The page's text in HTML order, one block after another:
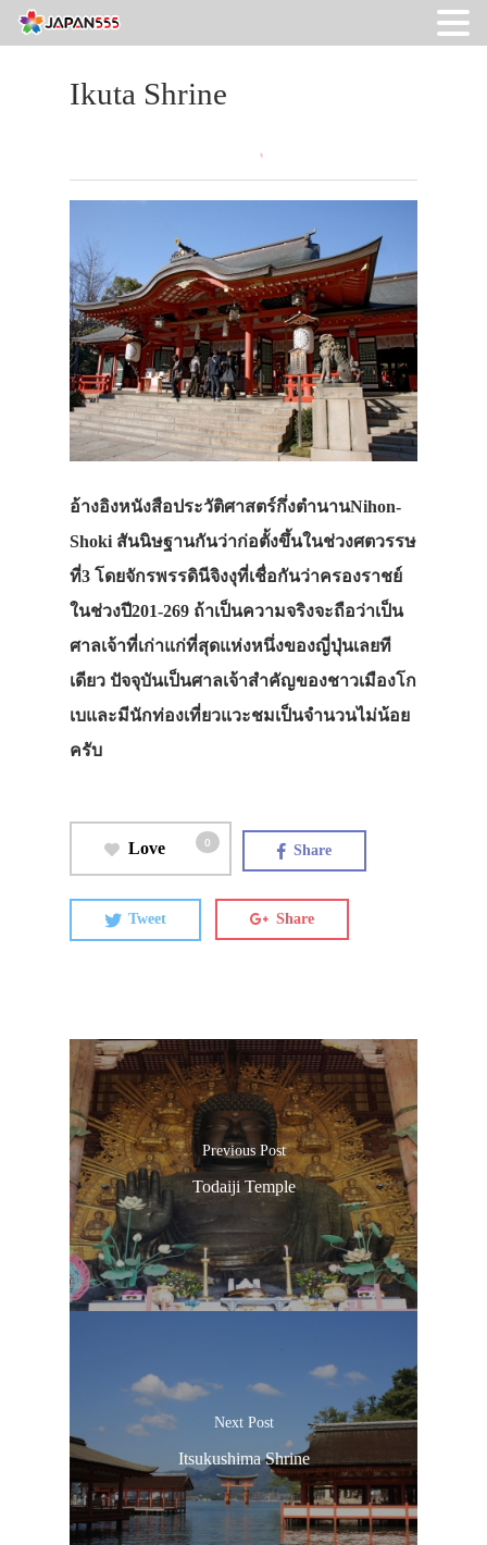
Ikuta Shrine
อ้างอิงหนังสือประวัติศาสตร์กึ่งตำนานNihon-
Shoki สันนิษฐานกันว่าก่อตั้งขึ้นในช่วงศตวรรษ
ที่3 โดยจักรพรรดินีจิงงุที่เชื่อกันว่าครองราชย์
ในช่วงปี201-269 ถ้าเป็นความจริงจะถือว่าเป็น
ศาลเจ้าที่เก่าแก่ที่สุดแห่งหนึ่งของญี่ปุ่นเลยที
เดียว ปัจจุบันเป็นศาลเจ้าสำคัญของชาวเมืองโก
เบและมีนักท่องเที่ยวแวะชมเป็นจำนวนไม่น้อย
ครับ
Love 0 Share
Tweet Share
Previous Post
Todaiji Temple
Next Post
Itsukushima Shrine